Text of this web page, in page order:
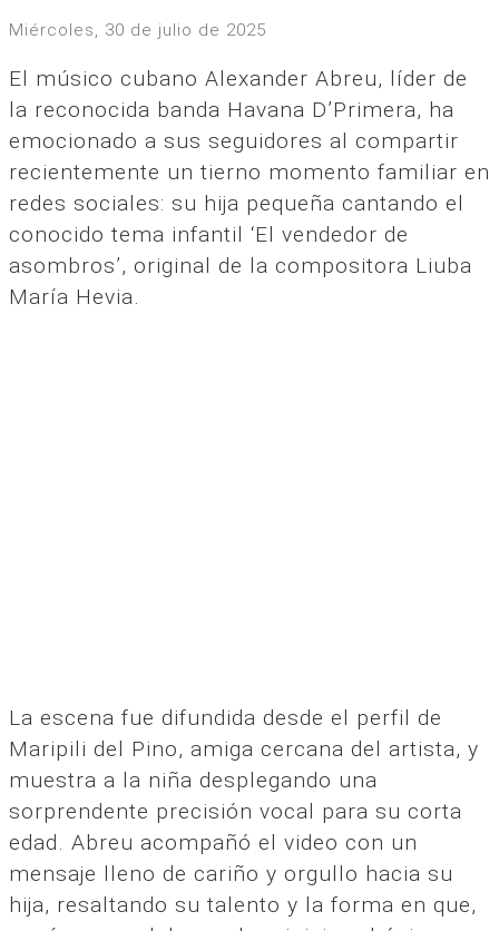
miércoles, 30 de julio de 2025
El músico cubano Alexander Abreu, líder de
la reconocida banda Havana D’Primera, ha
emocionado a sus seguidores al compartir
recientemente un tierno momento familiar en
redes sociales: su hija pequeña cantando el
conocido tema infantil ‘El vendedor de
asombros’, original de la compositora Liuba
María Hevia.
La escena fue difundida desde el perfil de
Maripili del Pino, amiga cercana del artista, y
muestra a la niña desplegando una
sorprendente precisión vocal para su corta
edad. Abreu acompañó el video con un
mensaje lleno de cariño y orgullo hacia su
hija, resaltando su talento y la forma en que,